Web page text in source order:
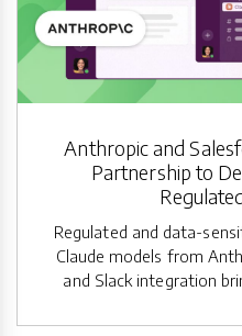
Anthropic and
Partnership to
Regulated and data-
Claude models from
and Slack integration